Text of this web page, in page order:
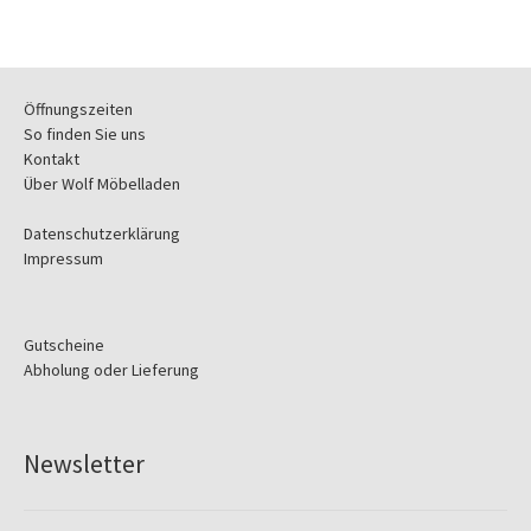
Öffnungszeiten
So finden Sie uns
Kontakt
Über Wolf Möbelladen
Datenschutzerklärung
Impressum
Gutscheine
Abholung oder Lieferung
Newsletter